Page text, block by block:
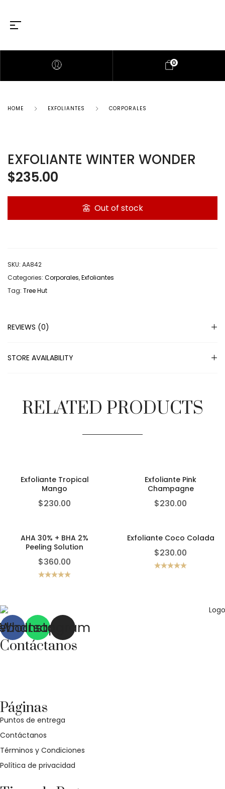
0
HOME EXFOLIANTES CORPORALES
EXFOLIANTE WINTER WONDER
$235.00
Out of stock
SKU: AA842
Categories: Corporales,Exfoliantes
Tag: Tree Hut
REVIEWS (0)
STORE AVAILABILITY
RELATED PRODUCTS
Exfoliante Tropical
Mango
$230.00
Exfoliante Pink
Champagne
$230.00
AHA 30% + BHA 2%
Peeling Solution
$360.00
Exfoliante Coco Colada
$230.00
Instagram
Contáctanos
Páginas
Puntos de entrega
Contáctanos
Términos y Condiciones
Política de privacidad